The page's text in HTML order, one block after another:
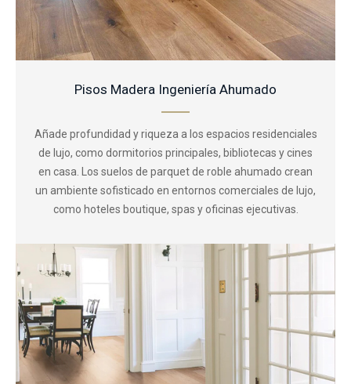
Pisos Madera Ingeniería Ahumado
Añade profundidad y riqueza a los espacios residenciales
de lujo, como dormitorios principales, bibliotecas y cines
en casa. Los suelos de parquet de roble ahumado crean
un ambiente sofisticado en entornos comerciales de lujo,
como hoteles boutique, spas y oficinas ejecutivas.